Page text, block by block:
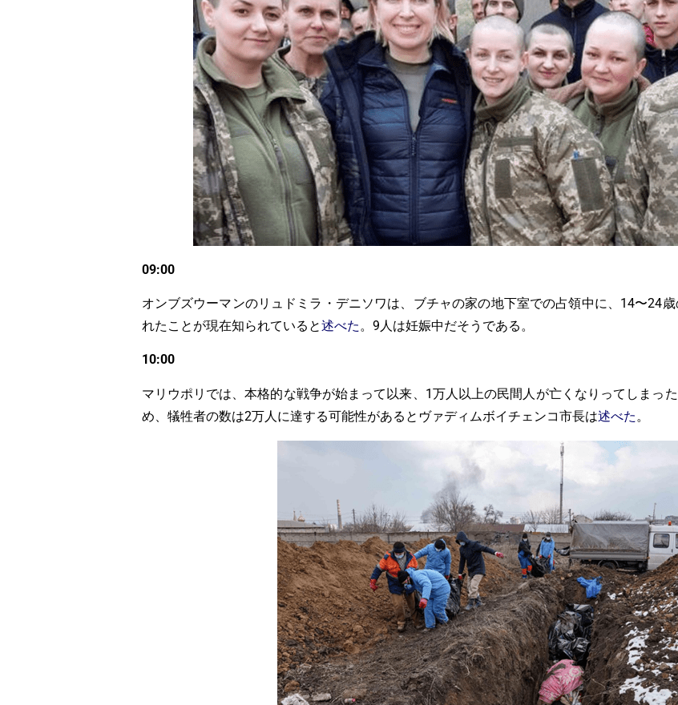
09:00
オンブズウーマンのリュドミラ・デニソワは、ブチャの家の地下室での占領中に、14〜24
れたことが現在知られていると述べた。9人は妊娠中だそうである。
10:00
マリウポリでは、本格的な戦争が始まって以来、1万人以上の民間人が亡くなりってしまっ
め、犠牲者の数は2万人に達する可能性があるとヴァディムボイチェンコ市長は述べた。